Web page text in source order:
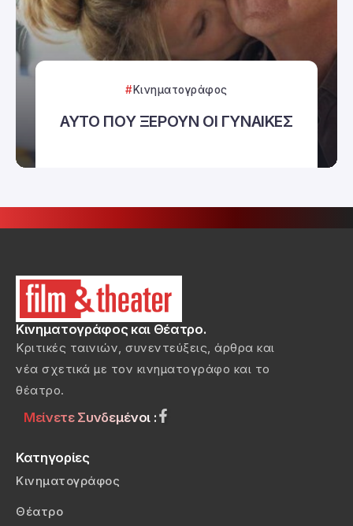
Κινηματογράφος
ΑΥΤΟ ΠΟΥ ΞΕΡΟΥΝ ΟΙ ΓΥΝΑΙΚΕΣ
Κινηματογράφος και Θέατρο.
Κριτικές ταινιών, συνεντεύξεις, άρθρα και
νέα σχετικά με τον κινηματογράφο και το
θέατρο.
Μείνετε Συνδεμένοι :
Κατηγορίες
Κινηματογράφος
Θέατρο